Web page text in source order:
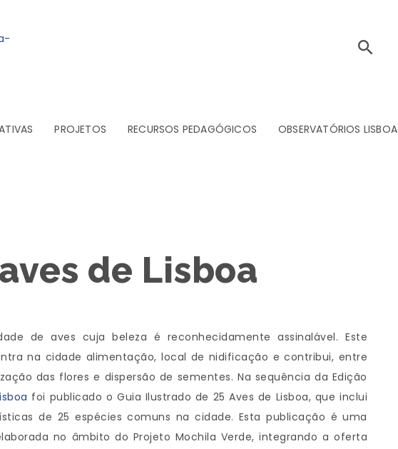
PROJETOS RECURSOS PEDAGÓGICOS OBSERVATÓRIOS LISBOA
de Lisboa
de aves cuja beleza é reconhecidamente assinalável. Este
na cidade alimentação, local de nidificação e contribui, entre
das flores e dispersão de sementes. Na sequência da Edição
foi publicado o Guia Ilustrado de 25 Aves de Lisboa, que inclui
de 25 espécies comuns na cidade. Esta publicação é uma
no âmbito do Projeto Mochila Verde, integrando a oferta